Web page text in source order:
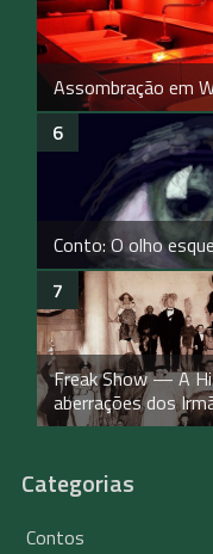
Assombração em
Conto: O olho
Freak Show — A
aberrações dos
Categorias
Contos